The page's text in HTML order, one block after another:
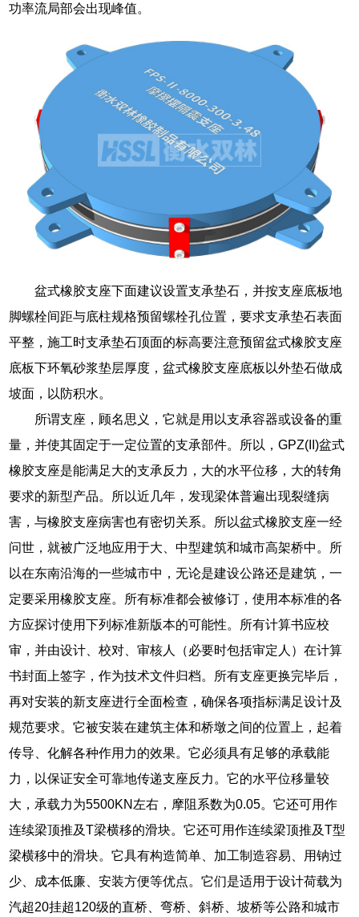
功率流局部会出现峰值。
盆式橡胶支座下面建议设置支承垫石，并按支座底板地
脚螺栓间距与底柱规格预留螺栓孔位置，要求支承垫石表面
平整，施工时支承垫石顶面的标高要注意预留盆式橡胶支座
底板下环氧砂浆垫层厚度，盆式橡胶支座底板以外垫石做成
坡面，以防积水。
所谓支座，顾名思义，它就是用以支承容器或设备的重
量，并使其固定于一定位置的支承部件。所以，GPZ(II)盆式
橡胶支座是能满足大的支承反力，大的水平位移，大的转角
要求的新型产品。所以近几年，发现梁体普遍出现裂缝病
害，与橡胶支座病害也有密切关系。所以盆式橡胶支座一经
问世，就被广泛地应用于大、中型建筑和城市高架桥中。所
以在东南沿海的一些城市中，无论是建设公路还是建筑，一
定要采用橡胶支座。所有标准都会被修订，使用本标准的各
方应探讨使用下列标准新版本的可能性。所有计算书应校
审，并由设计、校对、审核人（必要时包括审定人）在计算
书封面上签字，作为技术文件归档。所有支座更换完毕后，
再对安装的新支座进行全面检查，确保各项指标满足设计及
规范要求。它被安装在建筑主体和桥墩之间的位置上，起着
传导、化解各种作用力的效果。它必须具有足够的承载能
力，以保证安全可靠地传递支座反力。它的水平位移量较
大，承载力为5500KN左右，摩阻系数为0.05。它还可用作
连续梁顶推及T梁横移的滑块。它还可用作连续梁顶推及T型
梁横移中的滑块。它具有构造简单、加工制造容易、用钠过
少、成本低廉、安装方便等优点。它们是适用于设计荷载为
汽超20挂超120级的直桥、弯桥、斜桥、坡桥等公路和城市